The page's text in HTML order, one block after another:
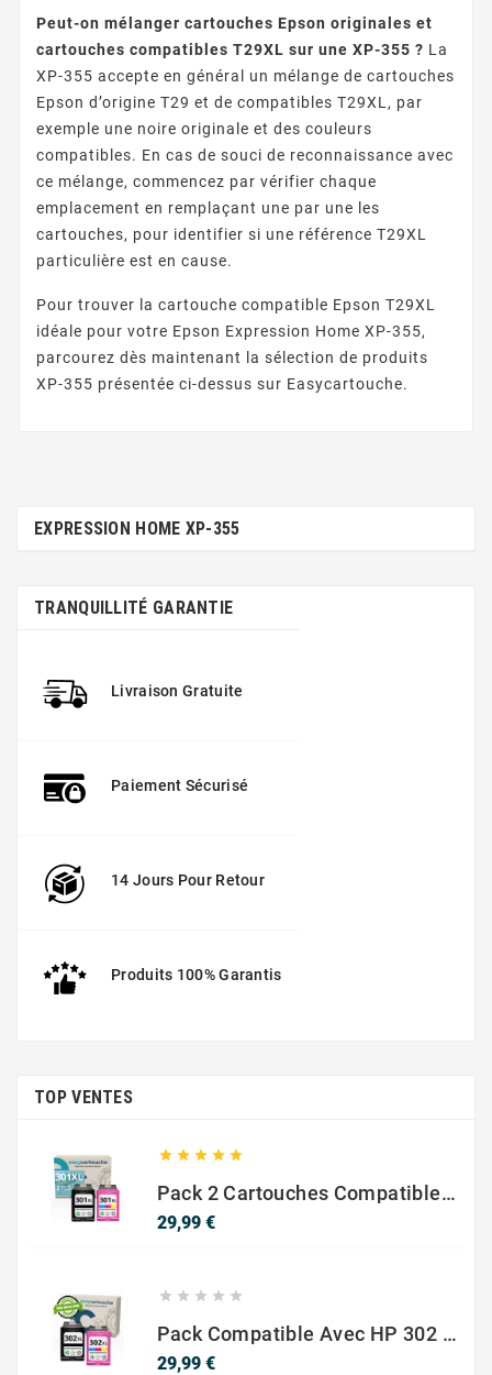
Peut-on mélanger cartouches Epson originales et
cartouches compatibles T29XL sur une XP-355 ? La
XP-355 accepte en général un mélange de cartouches
Epson d’origine T29 et de compatibles T29XL, par
exemple une noire originale et des couleurs
compatibles. En cas de souci de reconnaissance avec
ce mélange, commencez par vérifier chaque
emplacement en remplaçant une par une les
cartouches, pour identifier si une référence T29XL
particulière est en cause.
Pour trouver la cartouche compatible Epson T29XL
idéale pour votre Epson Expression Home XP-355,
parcourez dès maintenant la sélection de produits
XP-355 présentée ci-dessus sur Easycartouche.
EXPRESSION HOME XP-355
TRANQUILLITÉ GARANTIE
Livraison Gratuite
Paiement Sécurisé
14 Jours Pour Retour
Produits 100% Garantis
TOP VENTES
    
Pack 2 Cartouches Compatible Avec HP 301 XL Noir Et Couleur
29,99 €Prix
    
Pack Compatible Avec HP 302 XL Noir Et Couleur - SANS NIVEAU ENCRE
29,99 €Prix